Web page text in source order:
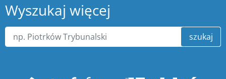
Wyszukaj więcej
szukaj